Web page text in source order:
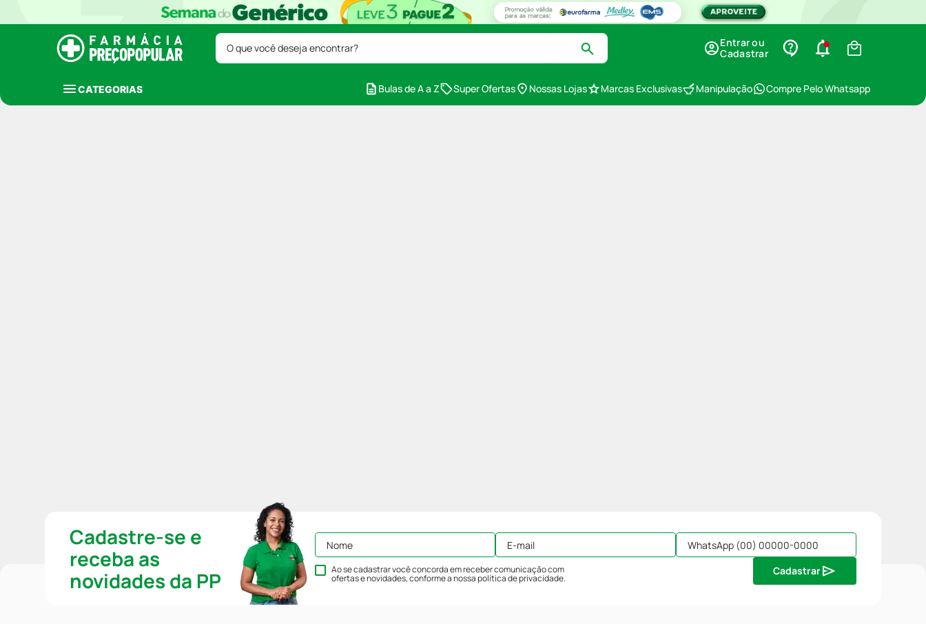
O que você deseja encontrar?
Entrar ou
Cadastrar
CATEGORIAS Bulas de A a Z Super Ofertas Nossas Lojas Marcas Exclusivas Manipulação Compre Pelo Whatsapp
Cadastre-se e
receba as
novidades da PP
Ao se cadastrar você concorda em receber comunicação com
ofertas e novidades, conforme a nossapolítica de privacidade.
Cadastrar